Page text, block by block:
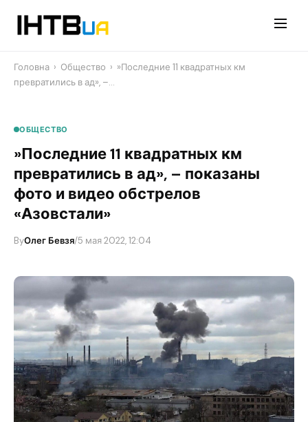
Головна › Общество › ​»Последние 11 квадратных км
превратились в ад», –…
ОБЩЕСТВО
​»Последние 11 квадратных км
превратились в ад», – показаны
фото и видео обстрелов
«Азовстали»
ByОлег Бевзя/5 мая 2022, 12:04